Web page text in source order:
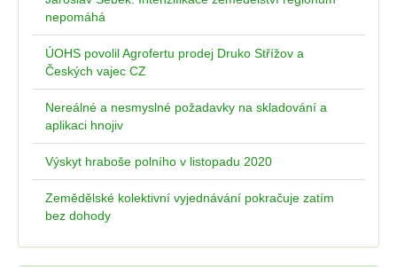
nepomáhá
ÚOHS povolil Agrofertu prodej Druko Střížov a
Českých vajec CZ
Nereálné a nesmyslné požadavky na skladování a
aplikaci hnojiv
Výskyt hraboše polního v listopadu 2020
Zemědělské kolektivní vyjednávání pokračuje zatím
bez dohody